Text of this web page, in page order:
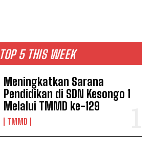
TOP 5 THIS WEEK
Meningkatkan Sarana
Pendidikan di SDN Kesongo 1
Melalui TMMD ke-129
TMMD